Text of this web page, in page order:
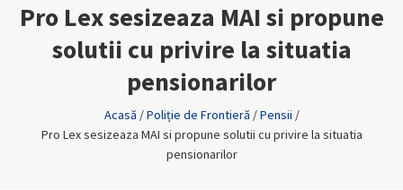
Pro Lex sesizeaza MAI si propune
solutii cu privire la situatia
pensionarilor
Acasă /Poliție de Frontieră /Pensii /
Pro Lex sesizeaza MAI si propune solutii cu privire la situatia
pensionarilor